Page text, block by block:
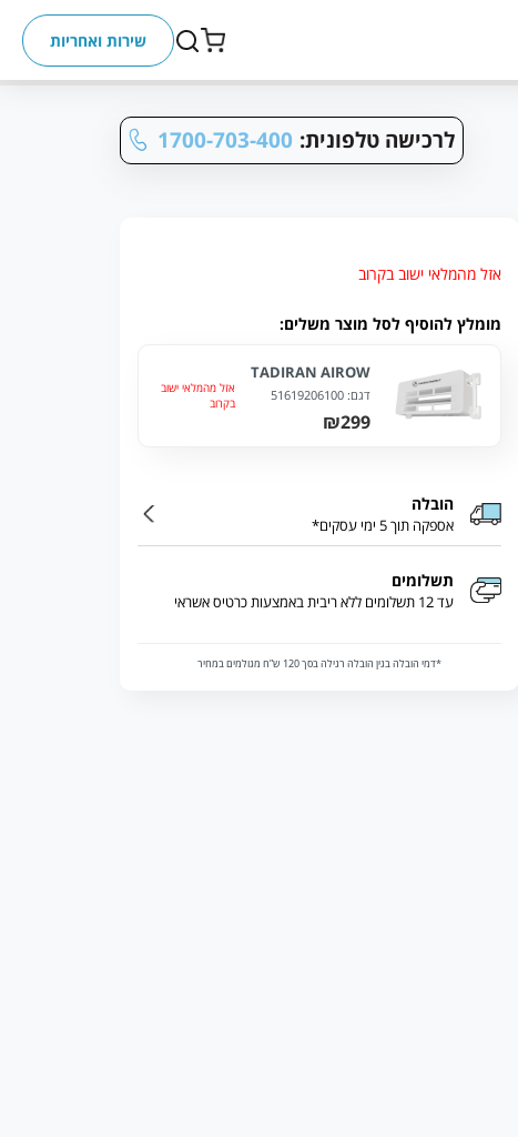
שירות ואחריות
1700-703-400 לרכישה טלפונית:
אזל מהמלאי ישוב בקרוב
מומלץ להוסיף לסל מוצר משלים:
TADIRAN AIROW
דגם: 51619206100
₪299
אזל מהמלאי ישוב
בקרוב
הובלה
אספקה תוך 5 ימי עסקים*
תשלומים
עד 12 תשלומים ללא ריבית באמצעות כרטיס אשראי
*דמי הובלה בגין הובלה רגילה בסך 120 ש”ח מגולמים במחיר